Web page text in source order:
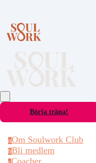
Börja träna!
oOm Soulwork Club
bBli medlem
Coacher